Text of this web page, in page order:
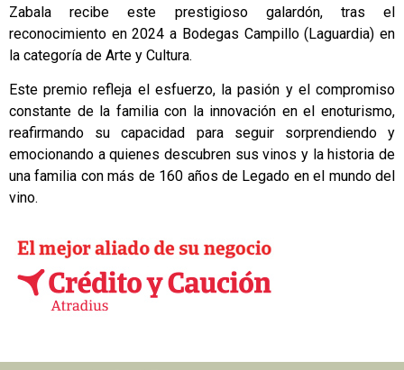
Zabala recibe este prestigioso galardón, tras el
reconocimiento en 2024 a Bodegas Campillo (Laguardia) en
la categoría de Arte y Cultura.
Este premio refleja el esfuerzo, la pasión y el compromiso
constante de la familia con la innovación en el enoturismo,
reafirmando su capacidad para seguir sorprendiendo y
emocionando a quienes descubren sus vinos y la historia de
una familia con más de 160 años de Legado en el mundo del
vino.